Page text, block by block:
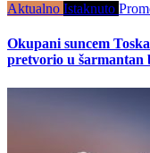
Aktualno Istaknuto
Okupani suncem
pretvorio u šarmantan